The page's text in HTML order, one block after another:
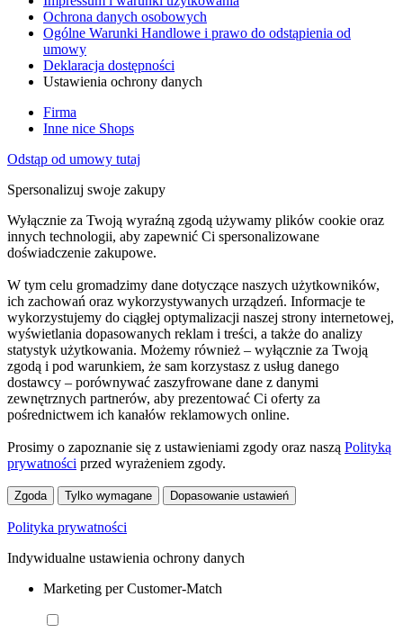
Ochrona danych osobowych
Ogólne Warunki Handlowe i prawo do odstąpienia od
umowy
Deklaracja dostępności
Ustawienia ochrony danych
Firma
Inne nice Shops
Odstąp od umowy tutaj
Spersonalizuj swoje zakupy
Wyłącznie za Twoją wyraźną zgodą używamy plików cookie oraz
innych technologii, aby zapewnić Ci spersonalizowane
doświadczenie zakupowe.
W tym celu gromadzimy dane dotyczące naszych użytkowników,
ich zachowań oraz wykorzystywanych urządzeń. Informacje te
wykorzystujemy do ciągłej optymalizacji naszej strony internetowej,
wyświetlania dopasowanych reklam i treści, a także do analizy
statystyk użytkowania. Możemy również – wyłącznie za Twoją
zgodą i pod warunkiem, że sam korzystasz z usług danego
dostawcy – porównywać zaszyfrowane dane z danymi
zewnętrznych partnerów, aby prezentować Ci oferty za
pośrednictwem ich kanałów reklamowych online.
Prosimy o zapoznanie się z ustawieniami zgody oraz naszą Polityką
prywatności przed wyrażeniem zgody.
Zgoda Tylko wymagane Dopasowanie ustawień
Polityka prywatności
Indywidualne ustawienia ochrony danych
Marketing per Customer-Match